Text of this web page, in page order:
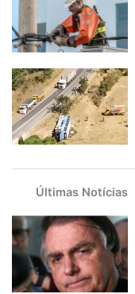
Últimas Notícias